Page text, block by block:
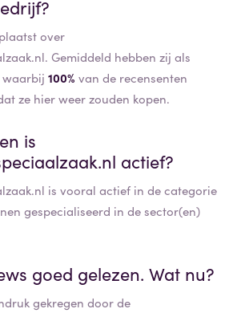
over
Gemiddeld hebben zij als
waarbij 100% van de recensenten
ze hier weer zouden kopen.
is
actief?
is vooral actief in de categorie
gespecialiseerd in de sector(en)
goed gelezen. Wat nu?
gekregen door de